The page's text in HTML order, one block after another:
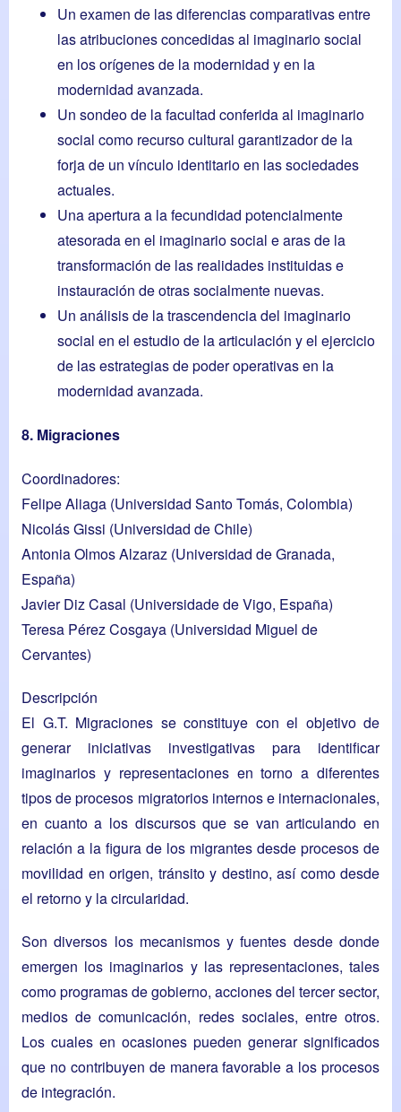
Un examen de las diferencias comparativas entre
las atribuciones concedidas al imaginario social
en los orígenes de la modernidad y en la
modernidad avanzada.
Un sondeo de la facultad conferida al imaginario
social como recurso cultural garantizador de la
forja de un vínculo identitario en las sociedades
actuales.
Una apertura a la fecundidad potencialmente
atesorada en el imaginario social e aras de la
transformación de las realidades instituidas e
instauración de otras socialmente nuevas.
Un análisis de la trascendencia del imaginario
social en el estudio de la articulación y el ejercicio
de las estrategias de poder operativas en la
modernidad avanzada.
8. Migraciones
Coordinadores:
Felipe Aliaga (Universidad Santo Tomás, Colombia)
Nicolás Gissi (Universidad de Chile)
Antonia Olmos Alzaraz (Universidad de Granada,
España)
Javier Diz Casal (Universidade de Vigo, España)
Teresa Pérez Cosgaya (Universidad Miguel de
Cervantes)
Descripción
El G.T. Migraciones se constituye con el objetivo de
generar iniciativas investigativas para identificar
imaginarios y representaciones en torno a diferentes
tipos de procesos migratorios internos e internacionales,
en cuanto a los discursos que se van articulando en
relación a la figura de los migrantes desde procesos de
movilidad en origen, tránsito y destino, así como desde
el retorno y la circularidad.
Son diversos los mecanismos y fuentes desde donde
emergen los imaginarios y las representaciones, tales
como programas de gobierno, acciones del tercer sector,
medios de comunicación, redes sociales, entre otros.
Los cuales en ocasiones pueden generar significados
que no contribuyen de manera favorable a los procesos
de integración.